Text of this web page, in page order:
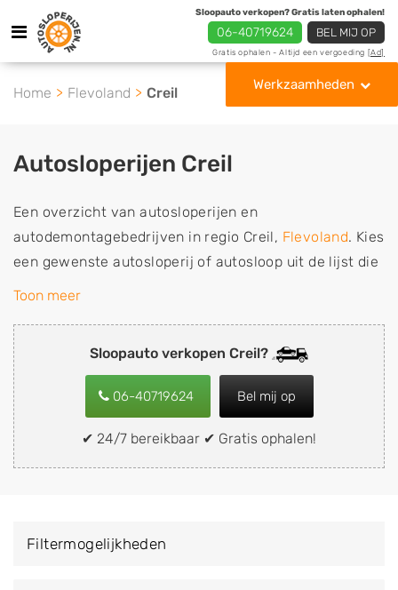
Sloopauto verkopen? Gratis laten ophalen!
06-40719624 BEL MIJ OP
Gratis ophalen - Altijd een vergoeding [Ad]
Werkzaamheden
Home Flevoland Creil
Sloopauto verkopen Creil?
06-40719624 Bel mij op
✔ 24/7 bereikbaar ✔ Gratis ophalen!
Autosloperijen Creil
Een overzicht van autosloperijen en
autodemontagebedrijven in regio Creil, Flevoland. Kies
een gewenste autosloperij of autosloop uit de lijst die
gespecialiseerd is in de verkoop van gebruikte,
van sloopauto's, schadeauto's en tweedehands auto's
(ook zonder apk keuring). Wilt u uw auto, camper,
vrachtwagen, motor of brommobiel snel en eenvoudig
verkopen aan een demontagebedrijf in de buurt, deze
zelf wegbrengen naar de sloop of deze liever laten
ophalen op een locatie naar keuze? Kies dan voor een
kapotte auto.
Toon meer
Filtermogelijkheden